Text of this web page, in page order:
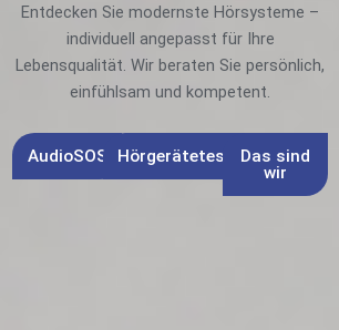
Entdecken Sie modernste Hörsysteme –
individuell angepasst für Ihre
Lebensqualität. Wir beraten Sie persönlich,
einfühlsam und kompetent.
AudioSOS Hörgerätetest
Das sind
wir